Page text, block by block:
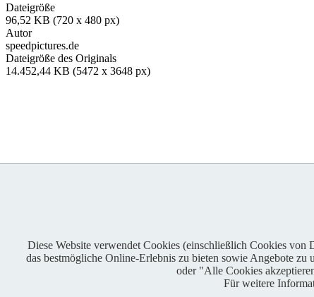
Dateigröße
96,52 KB (720 x 480 px)
Autor
speedpictures.de
Dateigröße des Originals
14.452,44 KB (5472 x 3648 px)
Enduro One Series Partner
Diese Website verwendet Cookies (einschließlich Cookies von
das bestmögliche Online-Erlebnis zu bieten sowie Angebote
oder "Alle Cookies
Für weitere